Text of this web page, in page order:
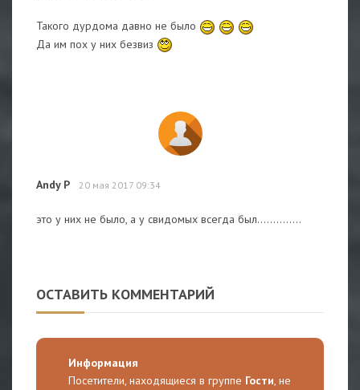
Такого дурдома давно не было
Да им пох у них безвиз
Andy P 20 мая 2017 09:34
это у них не было, а у свидомых всегда был..............
ОСТАВИТЬ КОММЕНТАРИЙ
Информация
Посетители, находящиеся в группе Гости, не